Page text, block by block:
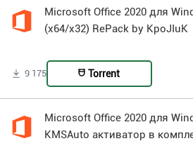
Microsoft Office 2020 для
(x64/x32) RePack by KpoJIuK
9 175 Torrent
Microsoft Office 2020 для
KMSAuto активатор в